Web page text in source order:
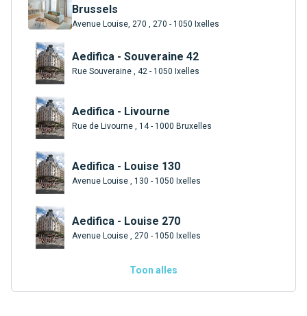
Brussels
Avenue Louise, 270 , 270 - 1050 Ixelles
Aedifica - Souveraine 42
Rue Souveraine , 42 - 1050 Ixelles
Aedifica - Livourne
Rue de Livourne , 14 - 1000 Bruxelles
Aedifica - Louise 130
Avenue Louise , 130 - 1050 Ixelles
Aedifica - Louise 270
Avenue Louise , 270 - 1050 Ixelles
Toon alles